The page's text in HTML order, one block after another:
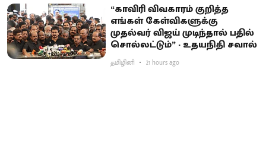
“காவிரி விவகாரம் குறித்த
எங்கள் கேள்விகளுக்கு
முதல்வர் விஜய் முடிந்தால் பதில்
சொல்லட்டும்” - உதயநிதி சவால்
தமிழினி 21 hours ago